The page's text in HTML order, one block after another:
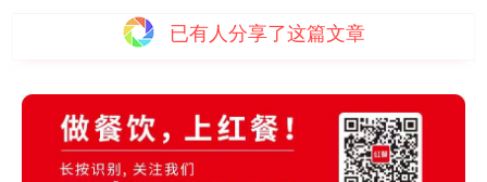
已有 人分享了这篇文章